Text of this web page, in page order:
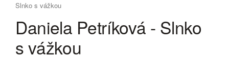
Slnko s vážkou
Daniela Petríková - Slnko
s vážkou